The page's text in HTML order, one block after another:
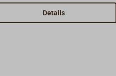
Nitrilgummi-
selbstansaugend. Das
Details